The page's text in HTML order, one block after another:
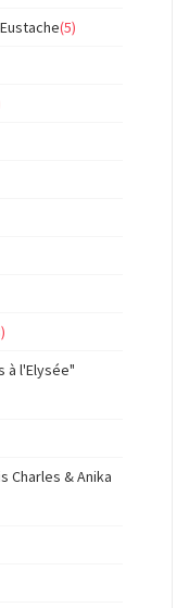
(5)
à l'Elysée"
Charles & Anika